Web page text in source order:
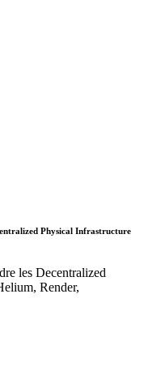
Physical Infrastructure
les Decentralized
Render,